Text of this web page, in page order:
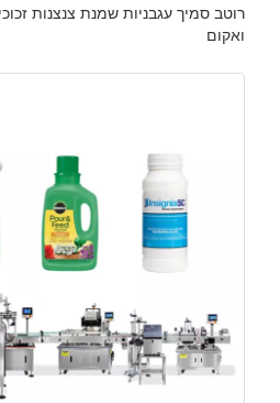
רוטב סמיך עגבניות שמנת צנצנות
ואקום